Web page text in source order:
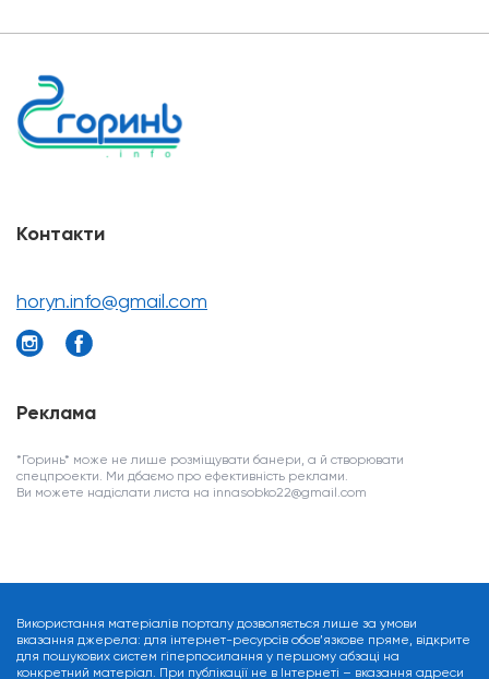
Контакти
horyn.info@gmail.com
Реклама
*Горинь* може не лише розміщувати банери, а й створювати
спецпроекти. Ми дбаємо про ефективність реклами.
Ви можете надіслати листа на innasobko22@gmail.com
Використання матеріалів порталу дозволяється лише за умови
вказання джерела: для інтернет-ресурсів обов’язкове пряме, відкрите
для пошукових систем гіперпосилання у першому абзаці на
конкретний матеріал. При публікації не в Інтернеті – вказання адреси